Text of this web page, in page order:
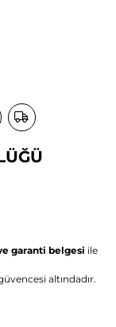
garanti belgesi ile
altındadır.